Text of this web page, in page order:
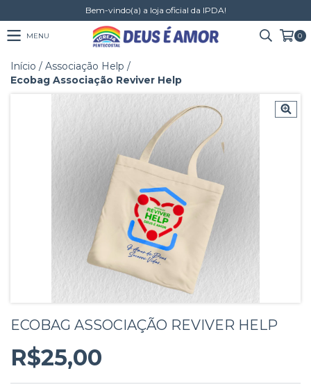
Bem-vindo(a) a loja oficial da IPDA!
MENU 0
Início / Associação Help /
Ecobag Associação Reviver Help
ECOBAG ASSOCIAÇÃO REVIVER HELP
R$25,00